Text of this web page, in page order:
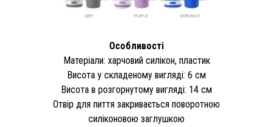
Особливості
Матеріали: харчовий силікон, пластик
Висота у складеному вигляді: 6 см
Висота в розгорнутому вигляді: 14 см
Отвір для пиття закривається поворотною
силіконовою заглушкою